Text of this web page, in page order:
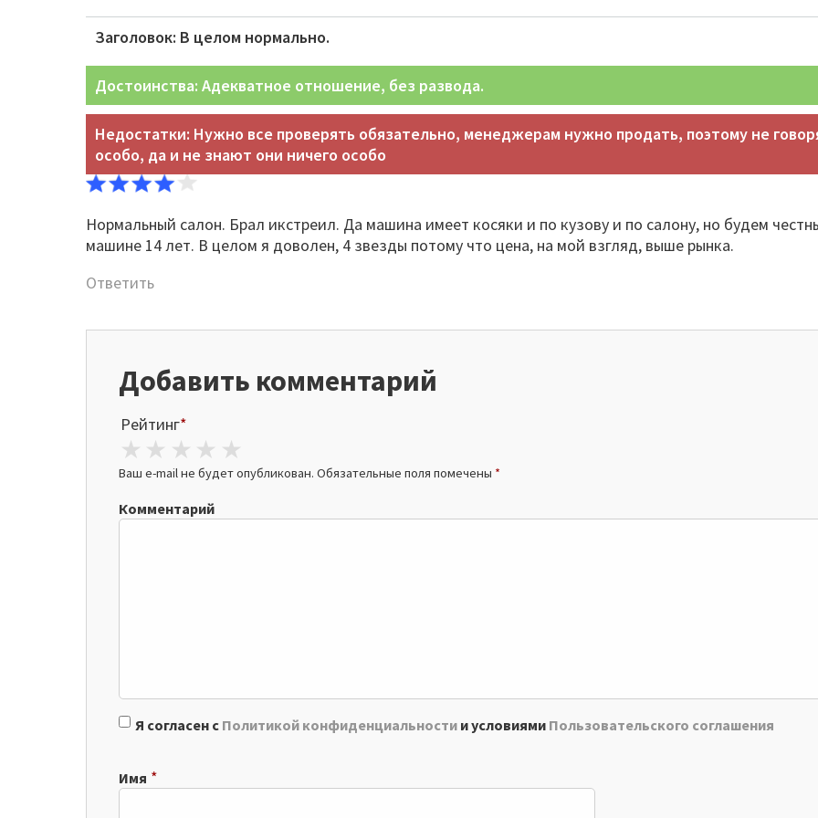
Заголовок: В целом нормально.
Достоинства: Адекватное отношение, без развода.
Недостатки: Нужно все проверять обязательно, менеджерам нужно продать, поэтому не
особо, да и не знают они ничего особо
Нормальный салон. Брал икстреил. Да машина имеет косяки и по кузову и по салону, но будем
машине 14 лет. В целом я доволен, 4 звезды потому что цена, на мой взгляд, выше рынка.
Ответить
Добавить комментарий
Рейтинг*
4 stars
3 stars
2 stars
1 star
Ваш e-mail не будет опубликован. Обязательные поля помечены *
Комментарий
Я согласен с Политикой конфиденциальностии условиями Пользовательского соглашения
Имя *